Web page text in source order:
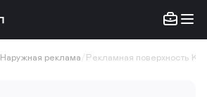
Наружная реклама Рекламная поверхность